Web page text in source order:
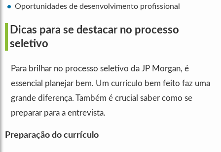
Oportunidades de desenvolvimento profissional
Dicas para se destacar no processo
seletivo
Para brilhar no processo seletivo da JP Morgan, é
essencial planejar bem. Um currículo bem feito faz uma
grande diferença. Também é crucial saber como se
preparar para a entrevista.
Preparação do currículo